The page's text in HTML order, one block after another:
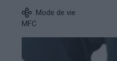
Mode de vie
MFC